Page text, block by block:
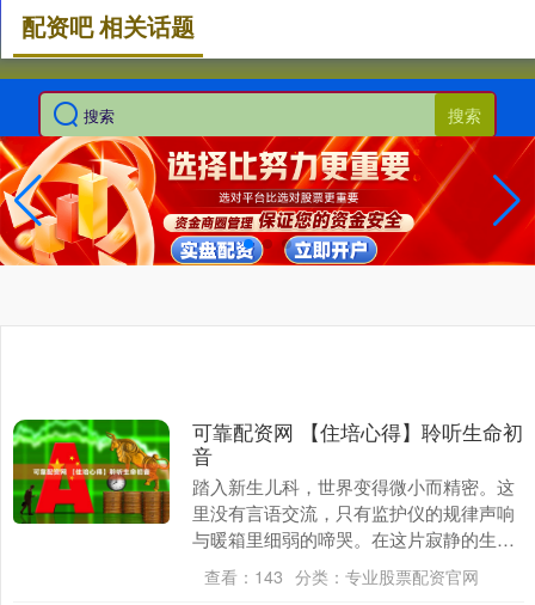
搜索
配资吧 相关话题
可靠配资网 【住培心得】聆听生命初
音
踏入新生儿科，世界变得微小而精密。这
里没有言语交流，只有监护仪的规律声响
与暖箱里细弱的啼哭。在这片寂静的生命
初始地，我开始了为期一月的轮转工作与
学习。 01 听....
查看： 143 分类： 专业股票配资官网